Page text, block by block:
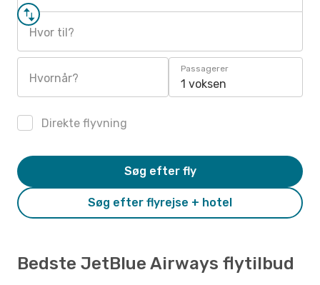
Hvor til?
Hvornår?
Passagerer
1 voksen
Direkte flyvning
Søg efter flyrejse + hotel
Søg efter fly
Bedste JetBlue Airways flytilbud